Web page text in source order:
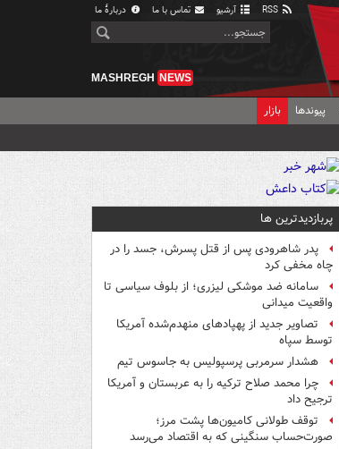
آرشیو تماس با ما دربارهٔ ما
MASHREGH NEWS
پیوندها بازار
پربازدیدترین ها
پدر شاهرودی پس از قتل پسرش، جسد را در
چاه مخفی کرد
سامانه ضد موشکی لیزری؛ از بلوف سیاسی تا
واقعیت میدانی
تصاویر جدید از پهپادهای منهدم‌شده آمریکا
توسط سپاه
هشدار سرمربی پرسپولیس به جاسوس تیم
چرا محمد صلاح ترکیه را به عربستان و آمریکا
ترجیح داد
توقف طولانی کامیون‌ها پشت مرز؛
صورت‌حساب سنگینی که به اقتصاد می‌رسد